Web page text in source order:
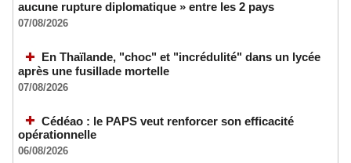
aucune rupture diplomatique » entre les 2 pays
07/08/2026
En Thaïlande, "choc" et "incrédulité" dans un lycée
après une fusillade mortelle
07/08/2026
Cédéao : le PAPS veut renforcer son efficacité
opérationnelle
06/08/2026